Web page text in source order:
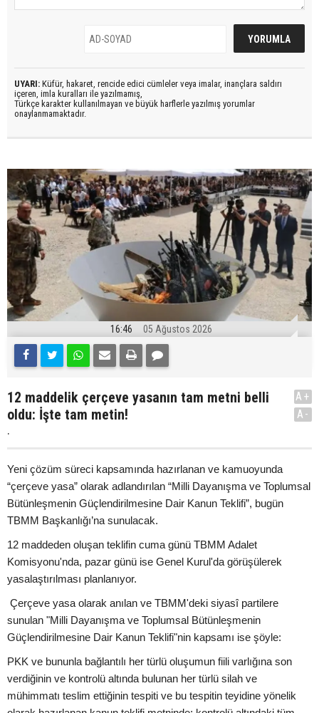
UYARI: Küfür, hakaret, rencide edici cümleler veya imalar, inançlara saldırı
içeren, imla kuralları ile yazılmamış,
Türkçe karakter kullanılmayan ve büyük harflerle yazılmış yorumlar
onaylanmamaktadır.
16:46 05 Ağustos 2026
12 maddelik çerçeve yasanın tam metni belli
oldu: İşte tam metin!
.
A+
A-
Yeni çözüm süreci kapsamında hazırlanan ve kamuoyunda
“çerçeve yasa” olarak adlandırılan “Milli Dayanışma ve Toplumsal
Bütünleşmenin Güçlendirilmesine Dair Kanun Teklifi”, bugün
TBMM Başkanlığı’na sunulacak.
12 maddeden oluşan teklifin cuma günü TBMM Adalet
Komisyonu'nda, pazar günü ise Genel Kurul'da görüşülerek
yasalaştırılması planlanıyor.
Çerçeve yasa olarak anılan ve TBMM'deki siyasî partilere
sunulan "Milli Dayanışma ve Toplumsal Bütünleşmenin
Güçlendirilmesine Dair Kanun Teklifi"nin kapsamı ise şöyle:
PKK ve bununla bağlantılı her türlü oluşumun fiili varlığına son
verdiğinin ve kontrolü altında bulunan her türlü silah ve
mühimmatı teslim ettiğinin tespiti ve bu tespitin teyidine yönelik